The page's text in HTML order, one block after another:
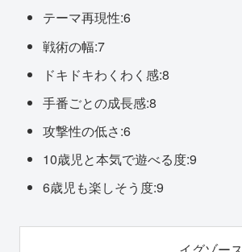
テーマ再現性:6
戦術の幅:7
ドキドキわくわく感:8
手番ごとの成長感:8
攻撃性の低さ:6
10歳児と本気で遊べる度:9
6歳児も楽しそう度:9